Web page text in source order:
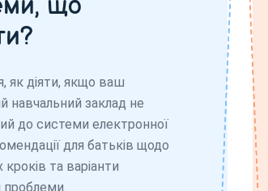
як діяти, якщо ваш
навчальний заклад не
до системи електронної
для батьків щодо
та варіанти
проблеми.